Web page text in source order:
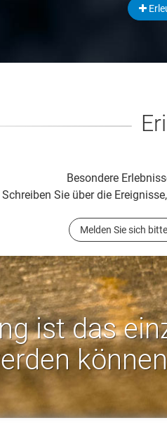
Besondere
Schreiben Sie über die
Melden Sie sich
ist das